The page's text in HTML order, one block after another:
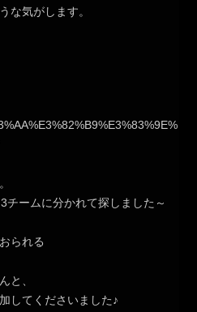
な気がします。
チームに分かれて探しました～
られる
と、
してくださいました♪